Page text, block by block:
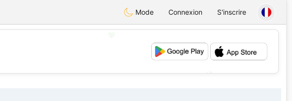
Mode Connexion S'inscrire